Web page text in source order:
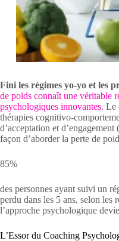
Fini les régimes yo-yo et les
de poids connaît une véritable
psychologiques innovantes. Le
thérapies cognitivo-
d’acceptation et
façon d’aborder la perte de
85%
des personnes ayant suivi un
perdu dans les 5 ans, selon les
l’approche psychologique
L’Essor du Coaching